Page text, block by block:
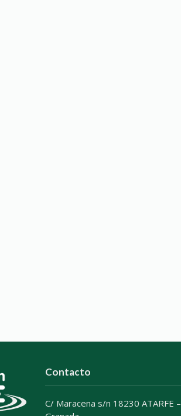
Contacto
C/ Maracena s/n 18230 ATARFE –